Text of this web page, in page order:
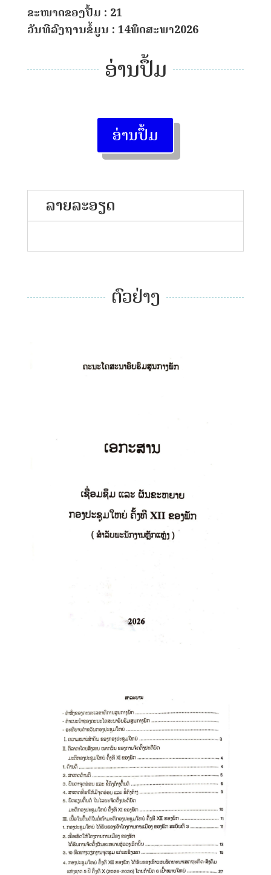
ຂະໜາດຂອງປື້ມ : 21
ວັນທີລົງຖານຂໍ້ມູນ : 14ພຶດສະພາ2026
ອ່ານປຶ້ມ
ອ່ານປຶ້ມ
ລາຍລະອຽດ
ຕົວຢ່າງ